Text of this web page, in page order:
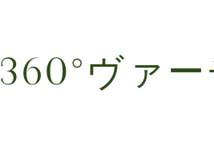
360°ヴァ